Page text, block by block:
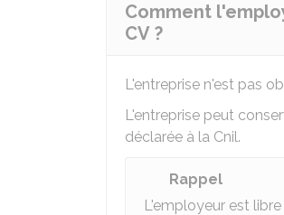
Comment
CV ?
L'entreprise n'est pas
L'entreprise peut
déclarée à la Cnil.
Rappel
L'employeur est